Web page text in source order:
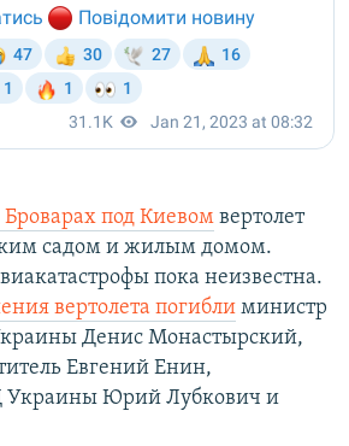
Броварах под Киевом вертолет
садом и жилым домом.
пока неизвестна.
вертолета погибли министр
Денис Монастырский,
Евгений Енин,
Украины Юрий Лубкович и